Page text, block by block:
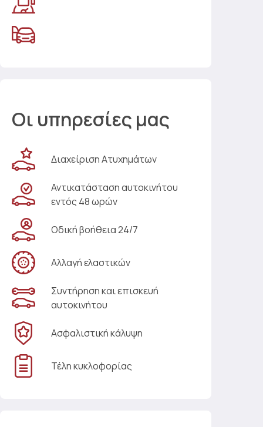
Οι υπηρεσίες μας
Διαχείριση Ατυχημάτων
Αντικατάσταση αυτοκινήτου
εντός 48 ωρών
Οδική βοήθεια 24/7
Αλλαγή ελαστικών
Συντήρηση και επισκευή
αυτοκινήτου
Ασφαλιστική κάλυψη
Τέλη κυκλοφορίας